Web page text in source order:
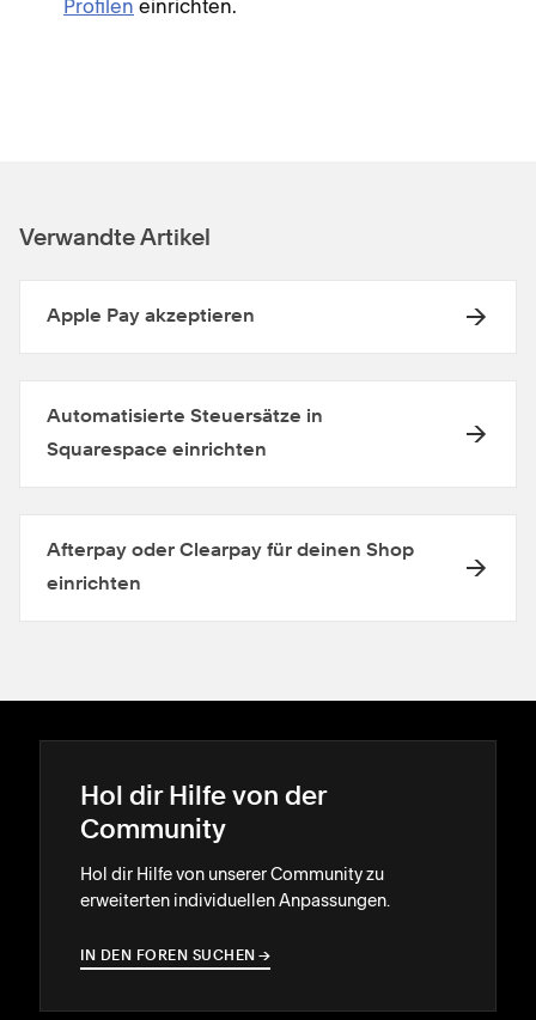
Profilen einrichten.
Verwandte Artikel
Apple Pay akzeptieren
Automatisierte Steuersätze in
Squarespace einrichten
Afterpay oder Clearpay für deinen Shop
einrichten
Hol dir Hilfe von der
Community
Hol dir Hilfe von unserer Community zu
erweiterten individuellen Anpassungen.
IN DEN FOREN SUCHEN →
→